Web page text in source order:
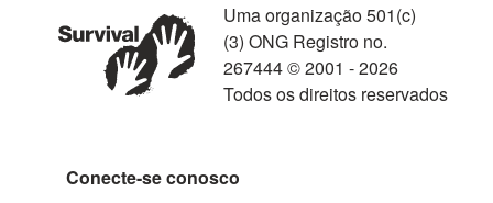
Conecte-se conosco
Uma organização 501(c)
(3) ONG Registro no.
267444 © 2001 - 2026
Todos os direitos reservados